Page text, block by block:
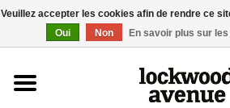
ACCUEIL
Veuillez accepter les cookies afin de rendre ce
Oui
Non En savoir plus sur